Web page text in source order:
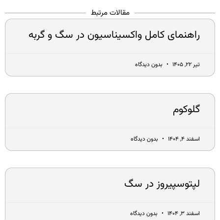
مقالات مرتبط
راهنمای کامل واکسیناسیون در سگ و گربه
تیر ۲۲, ۱۴۰۵ بدون دیدگاه
گلوکوم
اسفند ۴, ۱۴۰۴ بدون دیدگاه
لپتوسپیروز در سگ
اسفند ۳, ۱۴۰۴ بدون دیدگاه